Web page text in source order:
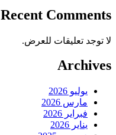
Recent Comments
لا توجد تعليقات للعرض.
Archives
يوليو 2026
مارس 2026
فبراير 2026
يناير 2026